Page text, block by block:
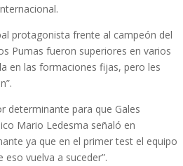
protagonista frente al campeón del
Pumas fueron superiores en varios
en las formaciones fijas, pero les
determinante para que Gales
Mario Ledesma señaló en
ya que en el primer test el equipo
vuelva a suceder”.